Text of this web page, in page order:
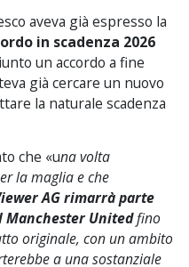
aveva già espresso la
in scadenza 2026
un accordo a fine
già cercare un nuovo
la naturale scadenza
che «una volta
la maglia e che
AG rimarrà parte
Manchester Unitedfino
originale, con un ambito
a una sostanziale